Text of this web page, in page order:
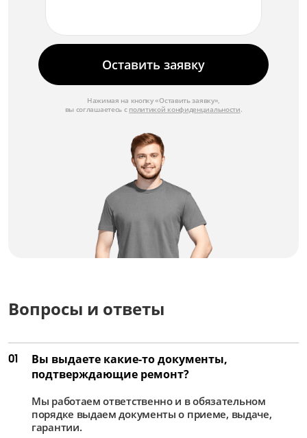
Оставить заявку
Нажимая на кнопку «Оставить заявку»,
вы соглашаетесь с политикой конфиденциальности.
Вопросы и ответы
01
Вы выдаете какие-то документы,
подтверждающие ремонт?
Мы работаем ответственно и в обязательном
порядке выдаем документы о приеме, выдаче,
гарантии.